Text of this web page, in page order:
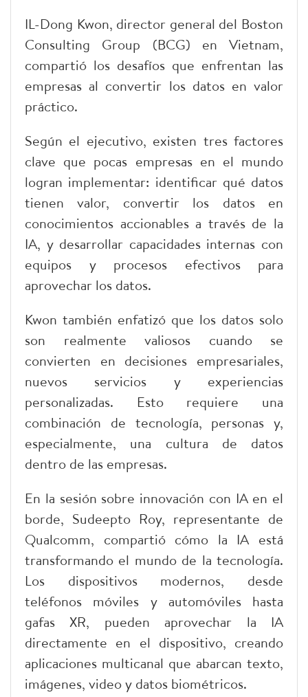
IL-Dong Kwon, director general del Boston
Consulting Group (BCG) en Vietnam,
compartió los desafíos que enfrentan las
empresas al convertir los datos en valor
práctico.
Según el ejecutivo, existen tres factores
clave que pocas empresas en el mundo
logran implementar: identificar qué datos
tienen valor, convertir los datos en
conocimientos accionables a través de la
IA, y desarrollar capacidades internas con
equipos y procesos efectivos para
aprovechar los datos.
Kwon también enfatizó que los datos solo
son realmente valiosos cuando se
convierten en decisiones empresariales,
nuevos servicios y experiencias
personalizadas. Esto requiere una
combinación de tecnología, personas y,
especialmente, una cultura de datos
dentro de las empresas.
En la sesión sobre innovación con IA en el
borde, Sudeepto Roy, representante de
Qualcomm, compartió cómo la IA está
transformando el mundo de la tecnología.
Los dispositivos modernos, desde
teléfonos móviles y automóviles hasta
gafas XR, pueden aprovechar la IA
directamente en el dispositivo, creando
aplicaciones multicanal que abarcan texto,
imágenes, video y datos biométricos.